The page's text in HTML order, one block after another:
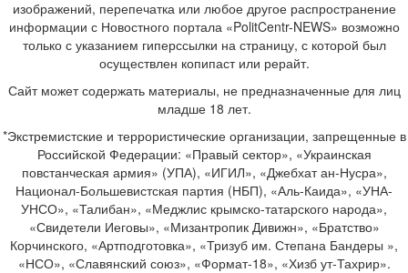
изображений, перепечатка или любое другое распространение
информации с Новостного портала «PolitCentr-NEWS» возможно
только с указанием гиперссылки на страницу, с которой был
осуществлен копипаст или рерайт.
Сайт может содержать материалы, не предназначенные для лиц
младше 18 лет.
*Экстремистские и террористические организации, запрещенные в
Российской Федерации: «Правый сектор», «Украинская
повстанческая армия» (УПА), «ИГИЛ», «Джебхат ан-Нусра»,
Национал-Большевистская партия (НБП), «Аль-Каида», «УНА-
УНСО», «Талибан», «Меджлис крымско-татарского народа»,
«Свидетели Иеговы», «Мизантропик Дивижн», «Братство»
Корчинского, «Артподготовка», «Тризуб им. Степана Бандеры »,
«НСО», «Славянский союз», «Формат-18», «Хизб ут-Тахрир».